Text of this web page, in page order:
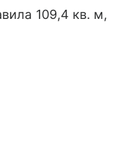
109,4 кв. м,